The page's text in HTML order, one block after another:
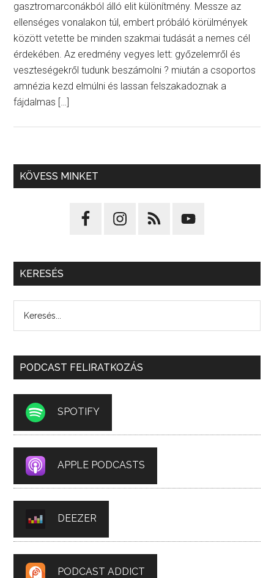
gasztromarconákból álló elit különítmény. Messze az
ellenséges vonalakon túl, embert próbáló körülmények
között vetette be minden szakmai tudását a nemes cél
érdekében. Az eredmény vegyes lett: győzelemről és
veszteségekről tudunk beszámolni ? miután a csoportos
amnézia kezd elmúlni és lassan felszakadoznak a
fájdalmas […]
KÖVESS MINKET
KERESÉS
PODCAST FELIRATKOZÁS
SPOTIFY
APPLE PODCASTS
DEEZER
PODCAST ADDICT